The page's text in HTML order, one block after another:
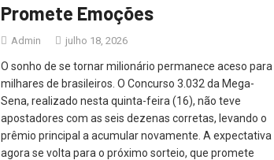
Promete Emoções
Admin julho 18, 2026
O sonho de se tornar milionário permanece aceso para
milhares de brasileiros. O Concurso 3.032 da Mega-
Sena, realizado nesta quinta-feira (16), não teve
apostadores com as seis dezenas corretas, levando o
prêmio principal a acumular novamente. A expectativa
agora se volta para o próximo sorteio, que promete